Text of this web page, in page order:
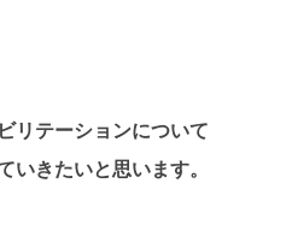
リテーションについて
いきたいと思います。